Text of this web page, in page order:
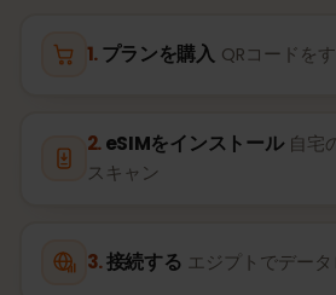
プランを購入 QRコードを
eSIMをインストール 自宅
スキャン
接続する エジプトでデー